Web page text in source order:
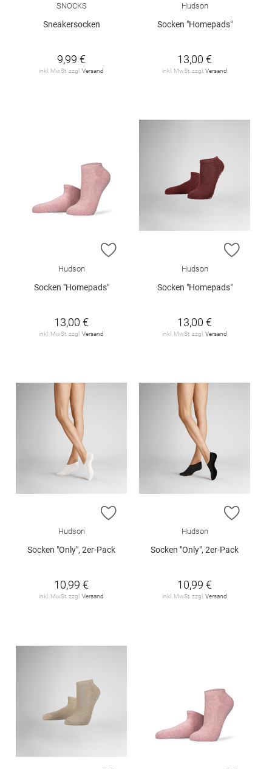
SNOCKS
Sneakersocken
9,99 €
inkl. MwSt. zzgl. Versand
Hudson
Socken "Homepads"
13,00 €
inkl. MwSt. zzgl. Versand
ZUR WUNSCHLISTE HINZUFÜGEN
Hudson
Socken "Homepads"
13,00 €
inkl. MwSt. zzgl. Versand
ZUR
Hudson
Socken "Homepads"
13,00 €
inkl. MwSt. zzgl. Versand
ZUR WUNSCHLISTE HINZUFÜGEN
Hudson
Socken "Only", 2er-Pack
10,99 €
inkl. MwSt. zzgl.Versand
ZUR
Hudson
Socken "Only", 2er-Pack
10,99 €
inkl. MwSt. zzgl.Versand